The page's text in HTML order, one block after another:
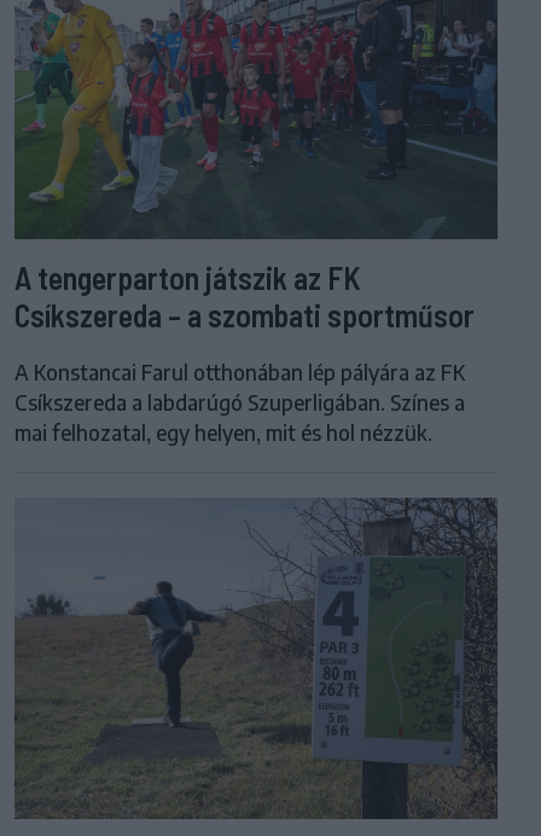
A tengerparton játszik az FK
Csíkszereda – a szombati sportműsor
A Konstancai Farul otthonában lép pályára az FK
Csíkszereda a labdarúgó Szuperligában. Színes a
mai felhozatal, egy helyen, mit és hol nézzük.